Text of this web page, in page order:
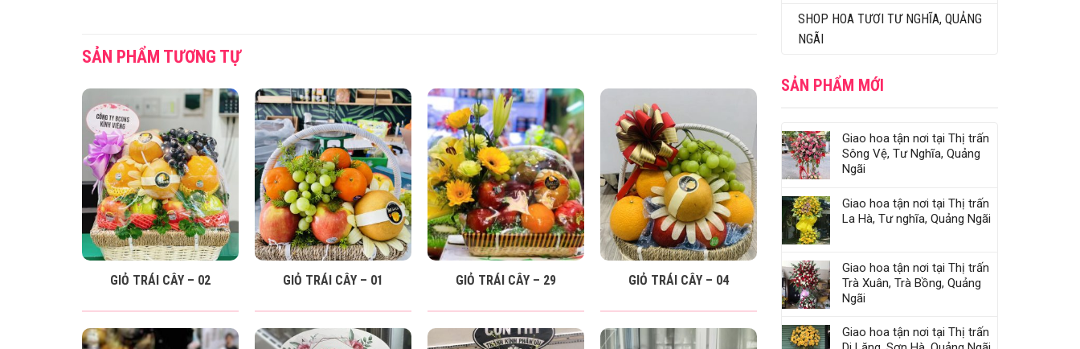
SHOP HOA TƯƠI TƯ NGHĨA, QUẢNG
NGÃI
SẢN PHẨM MỚI
Giao hoa tận nơi tại Thị trấn
Sông Vệ, Tư Nghĩa, Quảng
Ngãi
Giao hoa tận nơi tại Thị trấn
La Hà, Tư nghĩa, Quảng Ngãi
Giao hoa tận nơi tại Thị trấn
Trà Xuân, Trà Bồng, Quảng
Ngãi
Giao hoa tận nơi tại Thị trấn
SẢN PHẨM TƯƠNG TỰ
GIỎ TRÁI CÂY – 02 GIỎ TRÁI CÂY – 01 GIỎ TRÁI CÂY – 29 GIỎ TRÁI CÂY – 04